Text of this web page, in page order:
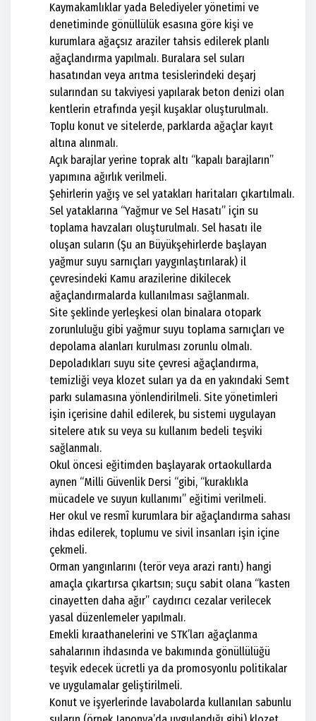
Kaymakamlıklar yada Belediyeler yönetimi ve
denetiminde gönüllülük esasına göre kişi ve
kurumlara ağaçsız araziler tahsis edilerek planlı
ağaçlandırma yapılmalı. Buralara sel suları
hasatından veya arıtma tesislerindeki deşarj
sularından su takviyesi yapılarak beton denizi olan
kentlerin etrafında yeşil kuşaklar oluşturulmalı.
Toplu konut ve sitelerde, parklarda ağaçlar kayıt
altına alınmalı.
Açık barajlar yerine toprak altı “kapalı barajların”
yapımına ağırlık verilmeli.
Şehirlerin yağış ve sel yatakları haritaları çıkartılmalı.
Sel yataklarına “Yağmur ve Sel Hasatı” için su
toplama havzaları oluşturulmalı. Sel hasatı ile
oluşan suların (Şu an Büyükşehirlerde başlayan
yağmur suyu sarnıçları yaygınlaştırılarak) il
çevresindeki Kamu arazilerine dikilecek
ağaçlandırmalarda kullanılması sağlanmalı.
Site şeklinde yerleşkesi olan binalara otopark
zorunluluğu gibi yağmur suyu toplama sarnıçları ve
depolama alanları kurulması zorunlu olmalı.
Depoladıkları suyu site çevresi ağaçlandırma,
temizliği veya klozet suları ya da en yakındaki Semt
parkı sulamasına yönlendirilmeli. Site yönetimleri
işin içerisine dahil edilerek, bu sistemi uygulayan
sitelere atık su veya su kullanım bedeli teşviki
sağlanmalı.
Okul öncesi eğitimden başlayarak ortaokullarda
aynen “Milli Güvenlik Dersi “gibi, “kuraklıkla
mücadele ve suyun kullanımı” eğitimi verilmeli.
Her okul ve resmî kurumlara bir ağaçlandırma sahası
ihdas edilerek, toplumu ve sivil insanları işin içine
çekmeli.
Orman yangınlarını (terör veya arazi rantı) hangi
amaçla çıkartırsa çıkartsın; suçu sabit olana “kasten
cinayetten daha ağır” caydırıcı cezalar verilecek
yasal düzenlemeler yapılmalı.
Emekli kıraathanelerini ve STK’ları ağaçlanma
sahalarının ihdasında ve bakımında gönüllülüğü
teşvik edecek ücretli ya da promosyonlu politikalar
ve uygulamalar geliştirilmeli.
Konut ve işyerlerinde lavabolarda kullanılan sabunlu